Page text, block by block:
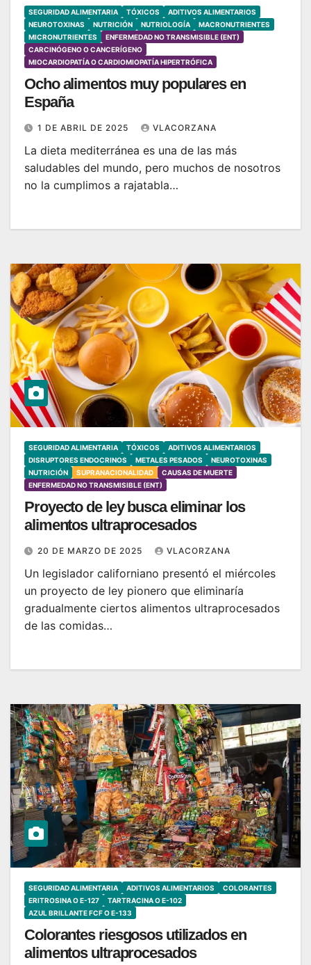
SEGURIDAD ALIMENTARIA TÓXICOS
ADITIVOS ALIMENTARIOS
NEUROTOXINAS
NUTRICIÓN NUTRIOLOGÍA
MACRONUTRIENTES
MICRONUTRIENTES
ENFERMEDAD NO TRANSMISIBLE (ENT)
CARCINÓGENO O CANCERÍGENO
MIOCARDIOPATÍA O CARDIOMIOPATÍA HIPERTRÓFICA
Ocho alimentos muy populares en
España
1 DE ABRIL DE 2025 VLACORZANA
La dieta mediterránea es una de las más
saludables del mundo, pero muchos de nosotros
no la cumplimos a rajatabla…
SEGURIDAD ALIMENTARIA TÓXICOS
ADITIVOS ALIMENTARIOS
DISRUPTORES ENDOCRINOS
METALES PESADOS
NEUROTOXINAS
NUTRICIÓN
SUPRANACIONALIDAD
CAUSAS DE MUERTE
ENFERMEDAD NO TRANSMISIBLE (ENT)
Proyecto de ley busca eliminar los
alimentos ultraprocesados
20 DE MARZO DE 2025 VLACORZANA
Un legislador californiano presentó el miércoles
un proyecto de ley pionero que eliminaría
gradualmente ciertos alimentos ultraprocesados ​​
de las comidas…
SEGURIDAD ALIMENTARIA ADITIVOS ALIMENTARIOS
COLORANTES
ERITROSINA O E-127
TARTRACINA O E-102
AZUL BRILLANTE FCF O E-133
Colorantes riesgosos utilizados en
alimentos ultraprocesados